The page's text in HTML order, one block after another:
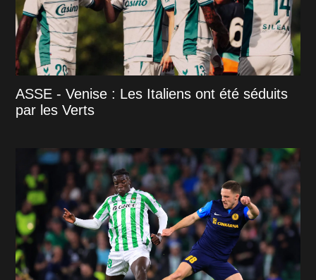
ASSE - Venise : Les Italiens ont été séduits
par les Verts